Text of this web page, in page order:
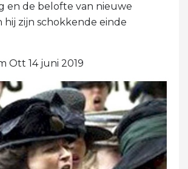
en de belofte van nieuwe
zijn schokkende einde
Ott 14 juni 2019